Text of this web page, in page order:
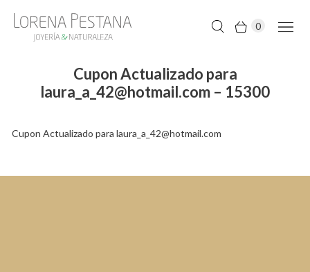
0
Cupon Actualizado para
laura_a_42@hotmail.com – 15300
Cupon Actualizado para laura_a_42@hotmail.com